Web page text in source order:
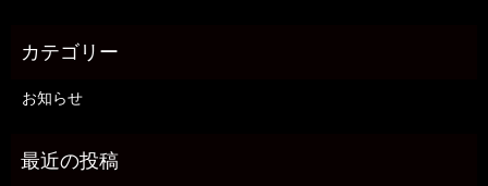
お知らせ